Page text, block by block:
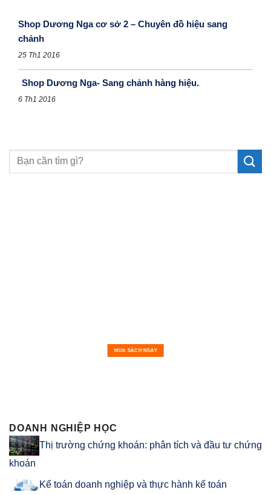
Shop Dương Nga cơ sở 2 – Chuyên đồ hiệu sang
chảnh
25 Th1 2016
Shop Dương Nga- Sang chảnh hàng hiệu.
6 Th1 2016
MUA SÁCH NGAY
DOANH NGHIỆP HỌC
Thị trường chứng khoán: phân tích và đầu tư chứng
khoán
Kế toán doanh nghiệp và thực hành kế toán